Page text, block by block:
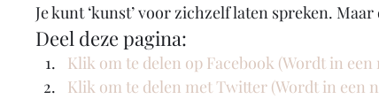
Je kunt ‘kunst’ voor zichzelf laten spreken. Maar
Deel deze pagina:
Klik om te delen op Facebook (Wordt in
Klik om te delen met Twitter (Wordt in een